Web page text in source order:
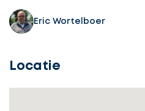
Eric Wortelboer
LocatieSelecteer